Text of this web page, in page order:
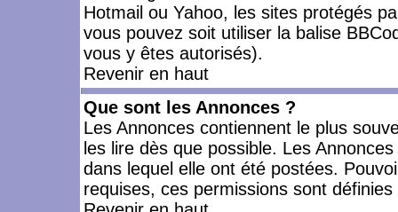
Hotmail ou Yahoo, les sites protégés
vous pouvez soit utiliser la balise
vous y êtes autorisés).
Revenir en haut
Que sont les Annonces ?
Les Annonces contiennent le plus
les lire dès que possible. Les
dans lequel elle ont été postées.
requises, ces permissions sont